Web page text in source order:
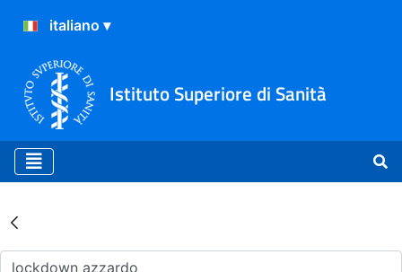
Istituto Superiore di Sanità
Risultati della Ricerca -